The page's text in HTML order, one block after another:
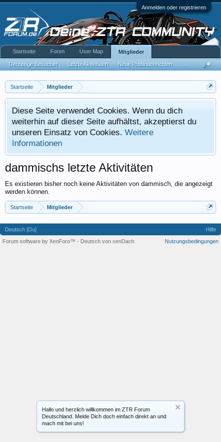
Anmelden oder registrieren
Startseite Mitglieder
Diese Seite verwendet Cookies. Wenn du dich
weiterhin auf dieser Seite aufhältst, akzeptierst du
unseren Einsatz von Cookies. Weitere
Informationen
Hallo und herzlich willkommen im ZTR Forum
Deutschland. Melde Dich doch einfach direkt an und
mach mit bei uns!
dammischs letzte Aktivitäten
Es existieren bisher noch keine Aktivitäten von dammisch, die angezeigt
werden können.
Startseite Mitglieder
Startseite Foren User Map Mitglieder
Derzeitige Besucher Letzte Aktivitäten Neue Profilnachrichten
Deutsch [Du]
Hilfe
Nutzungsbedingungen
Forum software by XenForo™ - Deutsch von xenDach